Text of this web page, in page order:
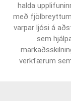
halda
með
varpar ljósi á
sem
verkfærum